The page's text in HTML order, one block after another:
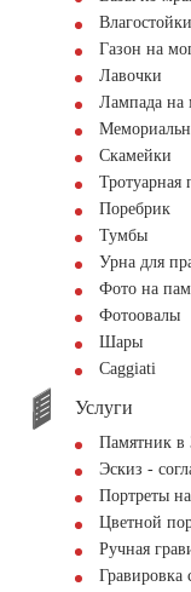
Газон на
Лавочки
Лампада на
Скамейки
Тротуарная
Поребрик
Тумбы
Урна для
Фото на
Фотоовалы
Шары
Сaggiati
Услуги
Памятник в
Эскиз -
Портреты
Цветной
Ручная
Гравировка